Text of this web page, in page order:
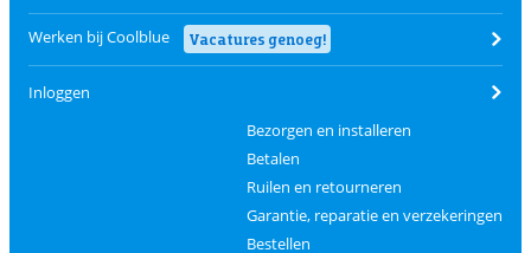
Werken bij Coolblue Vacatures genoeg!
Inloggen
Bezorgen en installeren
Betalen
Ruilen en retourneren
Garantie, reparatie en verzekeringen
Bestellen